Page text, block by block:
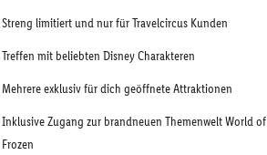
Streng limitiert und nur für Travelcircus Kunden
Treffen mit beliebten Disney Charakteren
Mehrere exklusiv für dich geöffnete Attraktionen
Inklusive Zugang zur brandneuen Themenwelt World of
Frozen